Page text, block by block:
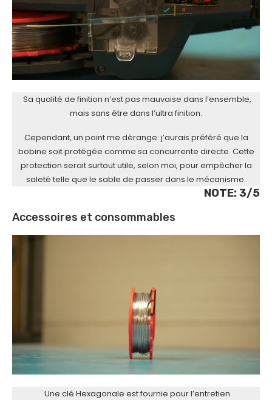
Sa qualité de finition n’est pas mauvaise dans l’ensemble,
mais sans être dans l’ultra finition.
Cependant, un point me dérange: j’aurais préféré que la
bobine soit protégée comme sa concurrente directe. Cette
protection serait surtout utile, selon moi, pour empêcher la
saleté telle que le sable de passer dans le mécanisme.
NOTE: 3/5
Accessoires et consommables
Une clé Hexagonale est fournie pour l’entretien